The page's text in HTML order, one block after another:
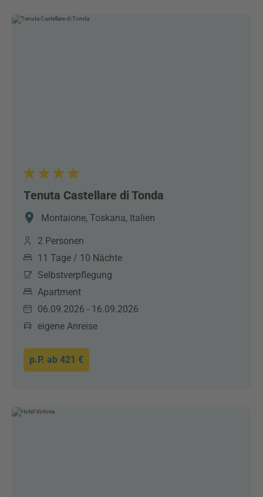
Tenuta Castellare di Tonda
Montaione, Toskana, Italien
2 Personen
11 Tage / 10 Nächte
Selbstverpflegung
Apartment
06.09.2026 - 16.09.2026
eigene Anreise
p.P. ab 421 €